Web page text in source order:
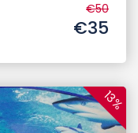
€50
€35
13%